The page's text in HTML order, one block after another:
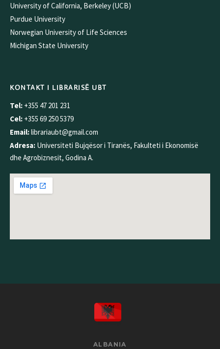
University of California, Berkeley (UCB)
Purdue University
Norwegian University of Life Sciences
Michigan State University
KONTAKT I LIBRARISË UBT
Tel: +355 47 201 231
Cel: +355 69 250 5379
Email:librariaubt@gmail.com
Adresa: Universiteti Bujqësor i Tiranës, Fakulteti i Ekonomisë
dhe Agrobiznesit, Godina A.
ALBANIA